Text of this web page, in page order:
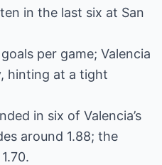
in the last six at San
per game; Valencia
hinting at a tight
in six of Valencia’s
around 1.88; the